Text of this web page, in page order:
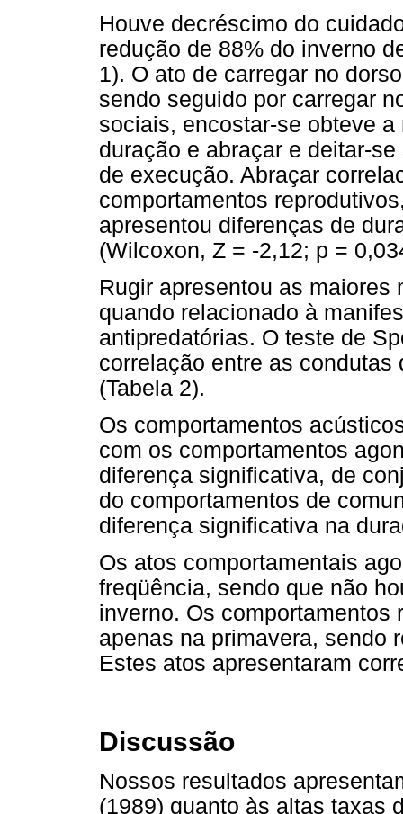
Houve decréscimo do
redução de 88% do inverno
1). O ato de carregar no
sendo seguido por carregar
sociais, encostar-se obteve
duração e abraçar e deitar-
de execução. Abraçar
comportamentos
apresentou diferenças de
(Wilcoxon, Z = -2,12; p =
Rugir apresentou as maiores
quando relacionado à
antipredatórias. O teste de
correlação entre as
(Tabela 2).
Os comportamentos
com os comportamentos
diferença significativa, de
do comportamentos de
diferença significativa na
Os atos comportamentais
freqüência, sendo que não
inverno. Os
apenas na primavera, sendo
Estes atos apresentaram
Discussão
Nossos resultados
(1989) quanto às altas taxas